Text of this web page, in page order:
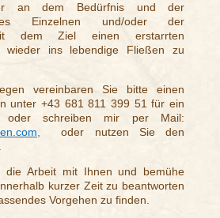
an dem Bedürfnis und der
Einzelnen und/oder der
dem Ziel einen erstarrten
wieder ins lebendige Fließen zu
vereinbaren Sie bitte einen
unter +43 681 811 399 51 für ein
oder schreiben mir per Mail:
oder nutzen Sie den
die Arbeit mit Ihnen und bemühe
kurzer Zeit zu beantworten
Vorgehen zu finden.